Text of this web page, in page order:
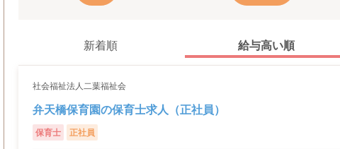
新着順 給与高い順
社会福祉法人二葉福祉会
弁天橋保育園の保育士求人（正社員）
保育士 正社員